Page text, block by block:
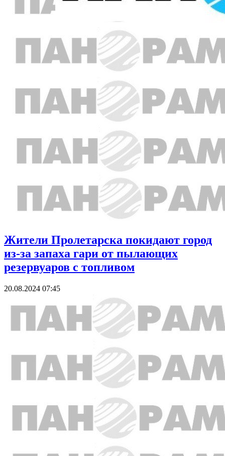
Жители Пролетарска покидают город
из-за запаха гари от пылающих
резервуаров с топливом
20.08.2024 07:45